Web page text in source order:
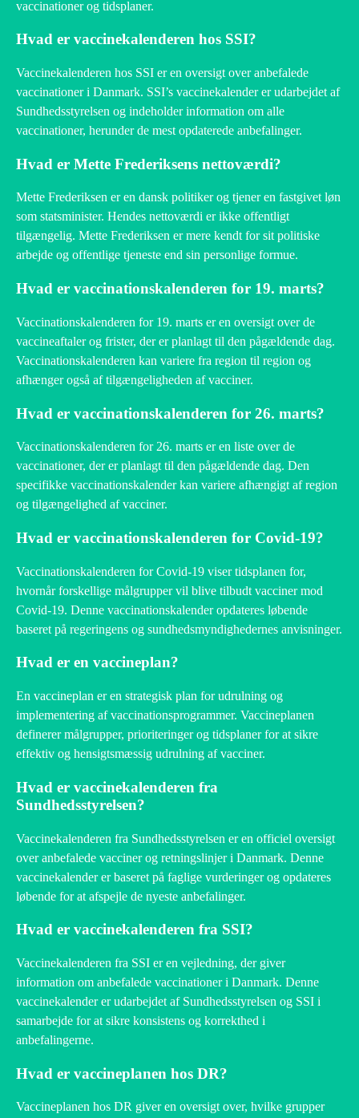
vaccinationer og tidsplaner.
Hvad er vaccinekalenderen hos SSI?
Vaccinekalenderen hos SSI er en oversigt over anbefalede
vaccinationer i Danmark. SSI’s vaccinekalender er udarbejdet af
Sundhedsstyrelsen og indeholder information om alle
vaccinationer, herunder de mest opdaterede anbefalinger.
Hvad er Mette Frederiksens nettoværdi?
Mette Frederiksen er en dansk politiker og tjener en fastgivet løn
som statsminister. Hendes nettoværdi er ikke offentligt
tilgængelig. Mette Frederiksen er mere kendt for sit politiske
arbejde og offentlige tjeneste end sin personlige formue.
Hvad er vaccinationskalenderen for 19. marts?
Vaccinationskalenderen for 19. marts er en oversigt over de
vaccineaftaler og frister, der er planlagt til den pågældende dag.
Vaccinationskalenderen kan variere fra region til region og
afhænger også af tilgængeligheden af vacciner.
Hvad er vaccinationskalenderen for 26. marts?
Vaccinationskalenderen for 26. marts er en liste over de
vaccinationer, der er planlagt til den pågældende dag. Den
specifikke vaccinationskalender kan variere afhængigt af region
og tilgængelighed af vacciner.
Hvad er vaccinationskalenderen for Covid-19?
Vaccinationskalenderen for Covid-19 viser tidsplanen for,
hvornår forskellige målgrupper vil blive tilbudt vacciner mod
Covid-19. Denne vaccinationskalender opdateres løbende
baseret på regeringens og sundhedsmyndighedernes anvisninger.
Hvad er en vaccineplan?
En vaccineplan er en strategisk plan for udrulning og
implementering af vaccinationsprogrammer. Vaccineplanen
definerer målgrupper, prioriteringer og tidsplaner for at sikre
effektiv og hensigtsmæssig udrulning af vacciner.
Hvad er vaccinekalenderen fra
Sundhedsstyrelsen?
Vaccinekalenderen fra Sundhedsstyrelsen er en officiel oversigt
over anbefalede vacciner og retningslinjer i Danmark. Denne
vaccinekalender er baseret på faglige vurderinger og opdateres
løbende for at afspejle de nyeste anbefalinger.
Hvad er vaccinekalenderen fra SSI?
Vaccinekalenderen fra SSI er en vejledning, der giver
information om anbefalede vaccinationer i Danmark. Denne
vaccinekalender er udarbejdet af Sundhedsstyrelsen og SSI i
samarbejde for at sikre konsistens og korrekthed i
anbefalingerne.
Hvad er vaccineplanen hos DR?
Vaccineplanen hos DR giver en oversigt over, hvilke grupper